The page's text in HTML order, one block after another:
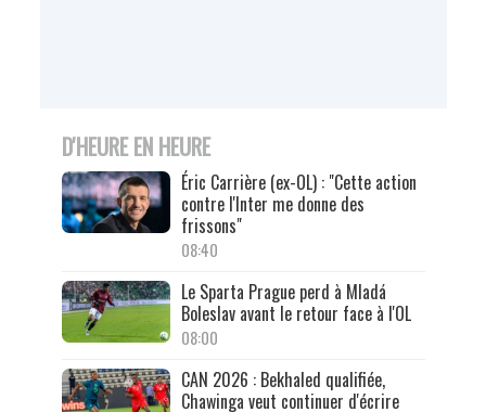
D'HEURE EN HEURE
Éric Carrière (ex-OL) : "Cette action
contre l'Inter me donne des
frissons"
08:40
Le Sparta Prague perd à Mladá
Boleslav avant le retour face à l'OL
08:00
CAN 2026 : Bekhaled qualifiée,
Chawinga veut continuer d'écrire